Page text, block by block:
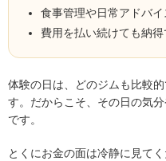
食事管理や日常アドバイ
費用を払い続けても納
体験の日は、どのジムも比較
す。だからこそ、その日の気
です。
とくにお金の面は冷静に見て